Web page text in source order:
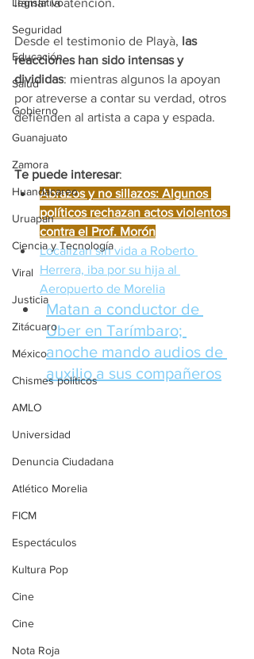
Seguridad
Educación
Salud
Gobierno
Guanajuato
Zamora
Huandacareo
Uruapan
Ciencia y Tecnología
Viral
Justicia
Zitácuaro
México
Chismes políticos
AMLO
Universidad
Denuncia Ciudadana
Atlético Morelia
FICM
Espectáculos
Kultura Pop
Cine
Cine
Nota Roja
Desde el testimonio de Playà, las
reacciones han sido intensas y
divididas: mientras algunos la apoyan
por atreverse a contar su verdad, otros
defienden al artista a capa y espada.
Te puede interesar:
Abrazos y no sillazos: Algunos
políticos rechazan actos violentos
contra el Prof. Morón
Localizan sin vida a Roberto
Herrera, iba por su hija al
Aeropuerto de Morelia
Matan a conductor de
Uber en Tarímbaro;
anoche mando audios de
auxilio a sus compañeros